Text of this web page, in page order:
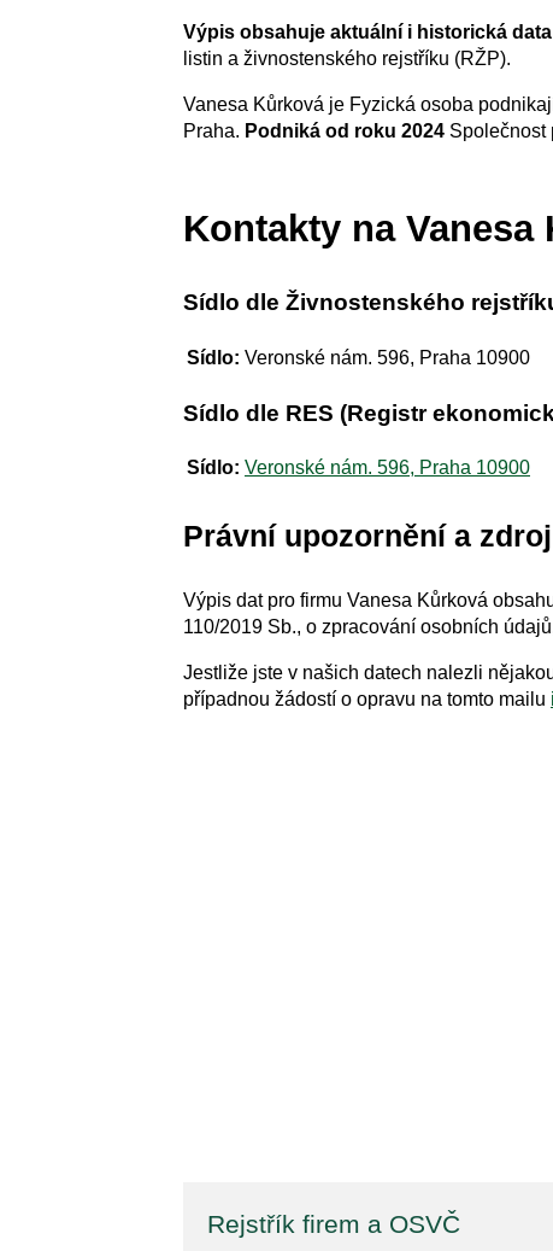
Výpis obsahuje aktuální i historická data
listin a živnostenského rejstříku (RŽP).
Vanesa Kůrková je Fyzická osoba
Praha. Podniká od roku 2024 Společnost
Kontakty na Vanesa
Sídlo dle Živnostenského
Sídlo: Veronské nám. 596, Praha 10900
Sídlo dle RES (Registr
Sídlo: Veronské nám. 596, Praha 10900
Právní upozornění a
Výpis dat pro firmu Vanesa Kůrková
110/2019 Sb., o zpracování osobních
Jestliže jste v našich datech nalezli
případnou žádostí o opravu na tomto mailu
Rejstřík firem a OSVČ